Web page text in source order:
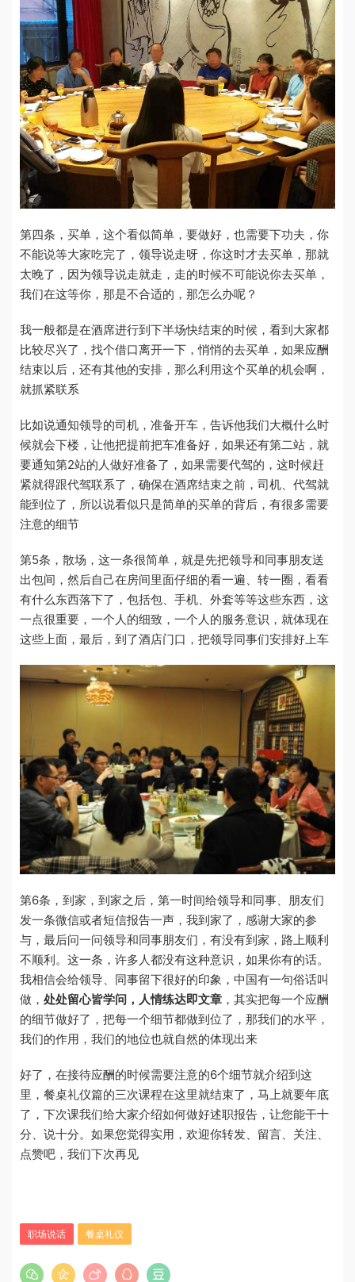
第四条，买单，这个看似简单，要做好，也需要下功夫，你
不能说等大家吃完了，领导说走呀，你这时才去买单，那就
太晚了，因为领导说走就走，走的时候不可能说你去买单，
我们在这等你，那是不合适的，那怎么办呢？
我一般都是在酒席进行到下半场快结束的时候，看到大家都
比较尽兴了，找个借口离开一下，悄悄的去买单，如果应酬
结束以后，还有其他的安排，那么利用这个买单的机会啊，
就抓紧联系
比如说通知领导的司机，准备开车，告诉他我们大概什么时
候就会下楼，让他把提前把车准备好，如果还有第二站，就
要通知第2站的人做好准备了，如果需要代驾的，这时候赶
紧就得跟代驾联系了，确保在酒席结束之前，司机、代驾就
能到位了，所以说看似只是简单的买单的背后，有很多需要
注意的细节
第5条，散场，这一条很简单，就是先把领导和同事朋友送
出包间，然后自己在房间里面仔细的看一遍、转一圈，看看
有什么东西落下了，包括包、手机、外套等等这些东西，这
一点很重要，一个人的细致，一个人的服务意识，就体现在
这些上面，最后，到了酒店门口，把领导同事们安排好上车
第6条，到家，到家之后，第一时间给领导和同事、朋友们
发一条微信或者短信报告一声，我到家了，感谢大家的参
与，最后问一问领导和同事朋友们，有没有到家，路上顺利
不顺利。这一条，许多人都没有这种意识，如果你有的话。
我相信会给领导、同事留下很好的印象，中国有一句俗话叫
做， 处处留心皆学问，人情练达即文章 ，其实把每一个应酬
的细节做好了，把每一个细节都做到位了，那我们的水平，
我们的作用，我们的地位也就自然的体现出来
好了，在接待应酬的时候需要注意的6个细节就介绍到这
里，餐桌礼仪篇的三次课程在这里就结束了，马上就要年底
了，下次课我们给大家介绍如何做好述职报告，让您能干十
分、说十分。如果您觉得实用，欢迎你转发、留言、关注、
点赞吧，我们下次再见
职场说话 餐桌礼仪